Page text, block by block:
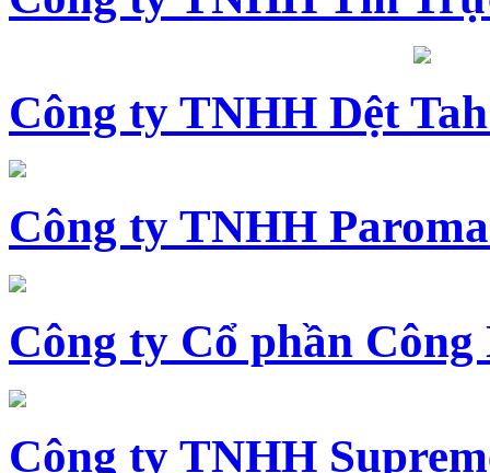
Công ty TNHH Dệt
Công ty TNHH
Công ty Cổ phần Công
Công ty TNHH